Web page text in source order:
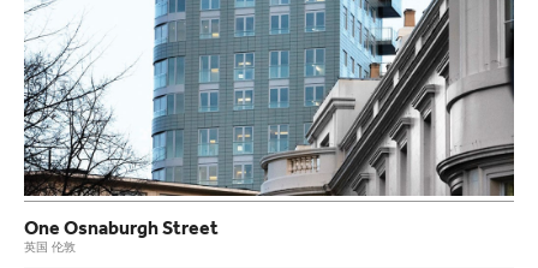
One Osnaburgh Street
英国 伦敦